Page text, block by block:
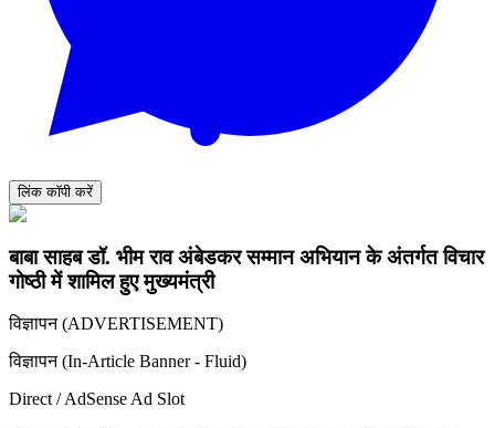
लिंक कॉपी करें
बाबा साहब डॉ. भीम राव अंबेडकर सम्मान अभियान के अंतर्गत विचार
गोष्ठी में शामिल हुए मुख्यमंत्री
विज्ञापन (ADVERTISEMENT)
विज्ञापन (In-Article Banner - Fluid)
Direct / AdSense Ad Slot